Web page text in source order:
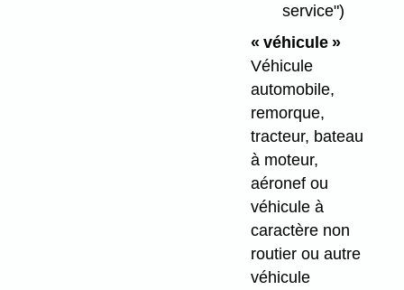
service")
« véhicule »
Véhicule
automobile,
remorque,
tracteur, bateau
à moteur,
aéronef ou
véhicule à
caractère non
routier ou autre
véhicule